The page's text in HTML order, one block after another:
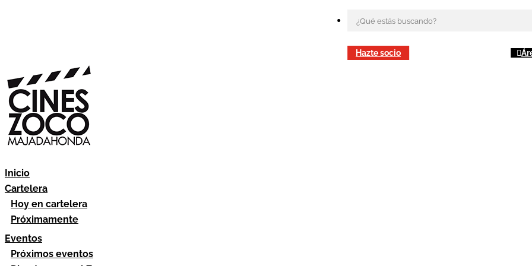
Hazte socio
Inicio
Cartelera
Hoy en cartelera
Próximamente
Eventos
Próximos eventos